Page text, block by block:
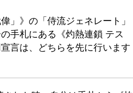
」》の「侍流ジェネレート」
手札にある《灼熱連鎖 テス
言は、どちらを先に行います